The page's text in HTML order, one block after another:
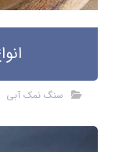
سنگ نمک آبی